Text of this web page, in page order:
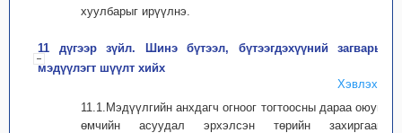
хуулбарыг ирүүлнэ.
11 дүгээр зүйл. Шинэ бүтээл, бүтээгдэхүүний загварын
мэдүүлэгт шүүлт хийх
Хэвлэх
11.1.Мэдүүлгийн анхдагч огноог тогтоосны дараа оюуны
өмчийн асуудал эрхэлсэн төрийн захиргааны